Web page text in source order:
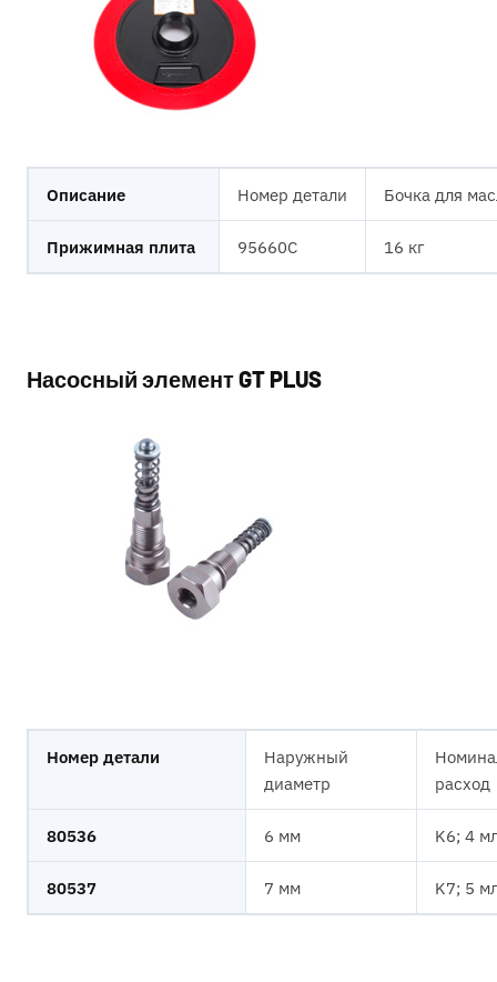
Описание Номер детали Бочка для
Прижимная плита 95660C 16 кг
Насосный элемент GT PLUS
Номер детали
Наружный
диаметр
расход
80536 6 мм K6; 4
80537 7 мм K7; 5